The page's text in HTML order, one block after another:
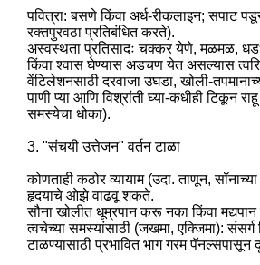
पवित्रा: बसणे किंवा अर्ध-रीकलाइन; सपाट
रक्तपुरवठा प्रतिबंधित करते).
अस्वस्थता प्रतिसादः चक्कर येणे, मळमळ,
किंवा श्वास घेण्यास अडचण येत असल्यास
वेंटिलेशनसाठी दरवाजा उघडा, खोली-
पाणी प्या आणि विश्रांती घ्या-कधीही टिकून
समस्येचा धोका).
3. "संचयी उत्तेजन" वर्तन टाळा
कोणताही कठोर व्यायाम (उदा. ताणून,
हृदयाचे ओझे वाढवू शकते.
सौना खोलीत धूम्रपान करू नका किंवा
त्वचेच्या समस्यांसाठी (जखमा, एक्जिमा): संसर्ग
टाळण्यासाठी प्रभावित भाग गरम पॅनल्सपासून